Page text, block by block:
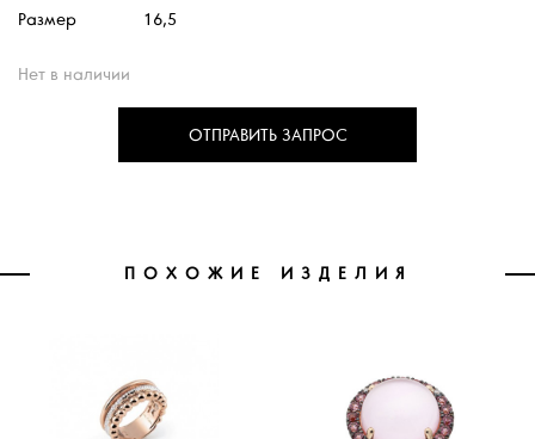
Размер
16,5
Нет в наличии
ОТПРАВИТЬ ЗАПРОС
ПОХОЖИЕ ИЗДЕЛИЯ